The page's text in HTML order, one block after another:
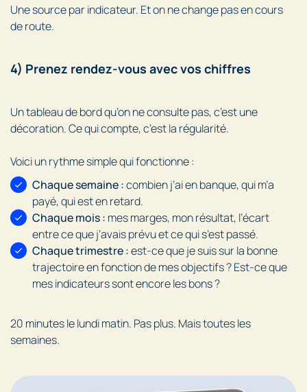
Une source par indicateur. Et on ne change pas en cours
de route.
4) Prenez rendez-vous avec vos chiffres
Un tableau de bord qu’on ne consulte pas, c’est une
décoration. Ce qui compte, c’est la régularité.
Voici un rythme simple qui fonctionne :
Chaque semaine :combien j’ai en banque, qui m’a
payé, qui est en retard.
Chaque mois : mes marges, mon résultat, l’écart
entre ce que j’avais prévu et ce qui s’est passé.
Chaque trimestre :est-ce que je suis sur la bonne
trajectoire en fonction de mes objectifs ? Est-ce que
mes indicateurs sont encore les bons ?
20 minutes le lundi matin. Pas plus. Mais toutes les
semaines.